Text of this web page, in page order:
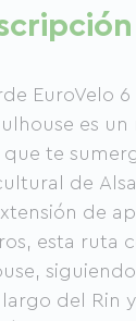
EuroVelo 6
es
que te
de
de
esta ruta
del Rin y